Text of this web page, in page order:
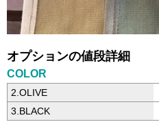
オプションの値段詳細
COLOR
2.OLIVE
3.BLACK